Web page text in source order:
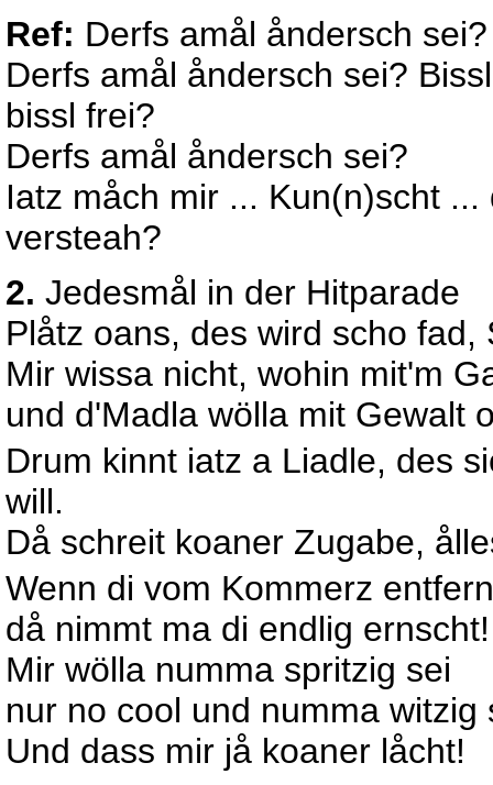
Ref: Derfs amål åndersch sei?
Derfs amål åndersch sei?
bissl frei?
Derfs amål åndersch sei?
Iatz måch mir ... Kun(n)scht ...
versteah?
2. Jedesmål in der Hitparade
Plåtz oans, des wird scho fad,
Mir wissa nicht, wohin mit'm
und d'Madla wölla mit Gewalt
Drum kinnt iatz a Liadle, des
will.
Då schreit koaner Zugabe,
Wenn di vom Kommerz
då nimmt ma di endlig ernscht!
Mir wölla numma spritzig sei
nur no cool und numma witzig
Und dass mir jå koaner låcht!